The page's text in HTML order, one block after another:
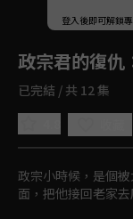
登入後即可解鎖
政宗君的復仇
已完結 / 共 12 集
政宗小時候，是個
面，把他接回老家